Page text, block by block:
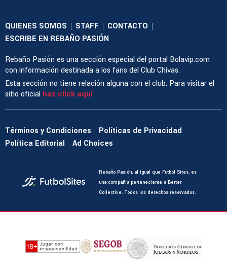
QUIENES SOMOS | STAFF | CONTACTO |
ESCRIBE EN REBAÑO PASIÓN
Rebaño Pasión es una sección especial del portal Bolavip.com
con información destinada a los fans del Club Chivas.
Esta sección no tiene relación alguna con el club. Para visitar el
sitio oficial haz click aquí
Términos y Condiciones
Políticas de Privacidad
Política Editorial
Ad Choices
Rebaño Pasión, al igual que Futbol Sites, es
una compañía perteneciente a Better
Collective. Todos los derechos reservados.